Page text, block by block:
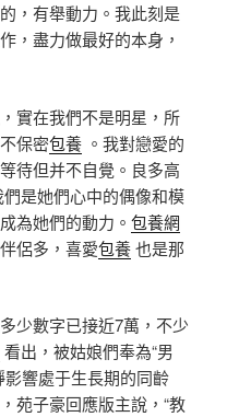
，有舉動力。我此刻是
，盡力做最好的本身，
實在我們不是明星，所
保密包養 。我對戀愛的
待但并不自覺。良多高
們是她們心中的偶像和模
為她們的動力。 包養網
侶多，喜愛包養也是那
少數字已接近7萬，不少
看出，被姑娘們奉為“男
響處于生長期的同齡
苑子豪回應版主說，“教